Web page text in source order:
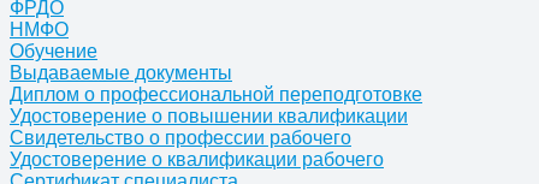
ФРДО
НМФО
Обучение
Выдаваемые документы
Диплом о профессиональной переподготовке
Удостоверение о повышении квалификации
Свидетельство о профессии рабочего
Удостоверение о квалификации рабочего